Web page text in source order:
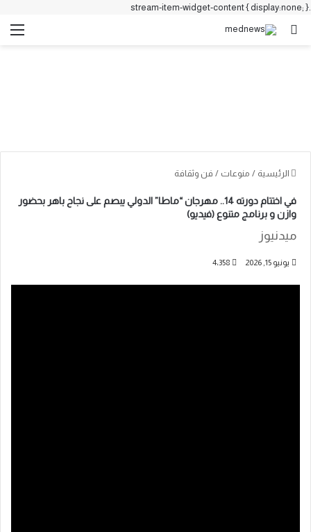
.stream-item-widget-content { display:none; }
بحث عن
الرئيسية / منوعات / فن وثقافة
في اختتام دورته 14.. مهرجان “ماطا” الدولي يبصم على نجاح باهر بحضور
وازن و برنامج متنوع (فيديو)
ميدنيوز
يونيو 15, 2026 4٬358